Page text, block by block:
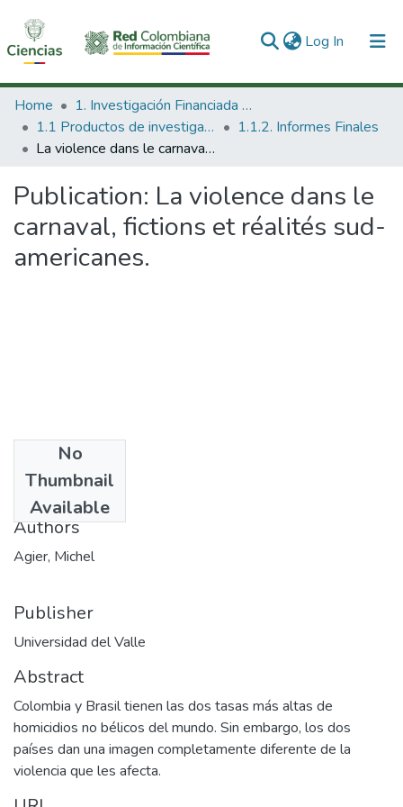
Log In (current)
Communities & Collections
All of DSpace
Home
1. Investigación Financiada con Recursos Públicos
1.1 Productos de investigación
1.1.2. Informes Finales
La violence dans le carnaval, fictions et réalités sud-americanes.
Publication: La violence dans le
carnaval, fictions et réalités sud-
americanes.
No
Thumbnail
Available
1998-04
Authors
Agier, Michel
Publisher
Universidad del Valle
Abstract
Colombia y Brasil tienen las dos tasas más altas de
homicidios no bélicos del mundo. Sin embargo, los dos
países dan una imagen completamente diferente de la
violencia que les afecta.